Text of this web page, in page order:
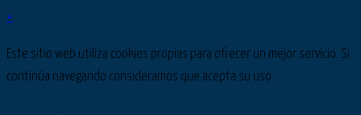
×
Este sitio web utiliza cookies propias para ofrecer un mejor servicio. Si
continúa navegando consideramos que acepta su uso.